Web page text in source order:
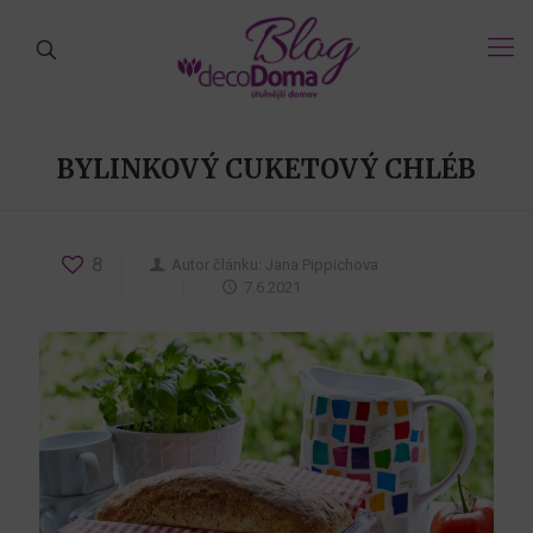
BYLINKOVÝ CUKETOVÝ CHLÉB
8 Autor článku: Jana Pippichova
7.6.2021